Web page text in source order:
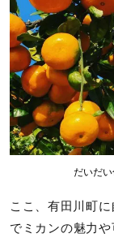
だいだ
ここ、有田川町
でミカンの魅力